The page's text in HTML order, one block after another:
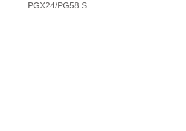
PGX24/PG58 S